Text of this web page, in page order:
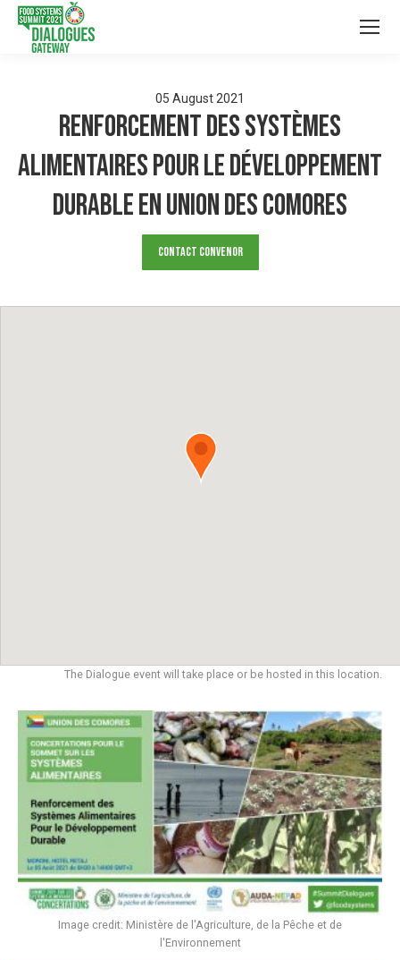
05 August 2021
Renforcement des Systèmes
Alimentaires pour le développement
durable en Union des Comores
Contact Convenor
The Dialogue event will take place or be hosted in this location.
Image credit: Ministère de l'Agriculture, de la Pêche et de
l'Environnement